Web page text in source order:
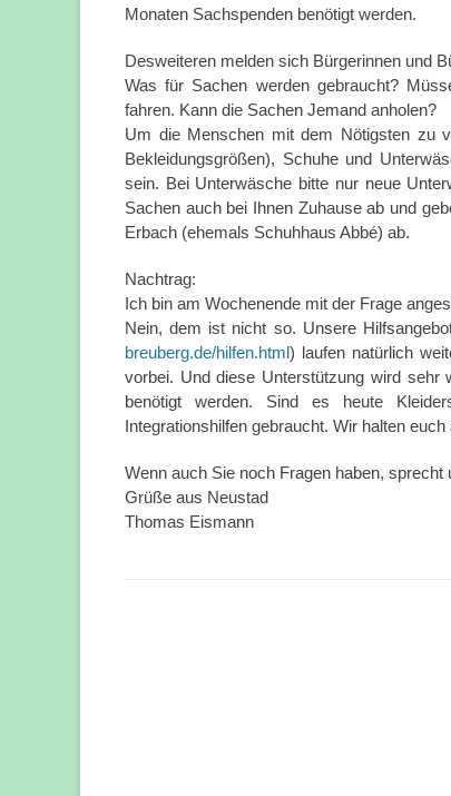
Monaten Sachspenden benötigt werden.
Desweiteren melden sich Bürgerinnen und
Was für Sachen werden gebraucht?
fahren. Kann die Sachen Jemand anholen?
Um die Menschen mit dem Nötigsten zu
Bekleidungsgrößen), Schuhe und
sein. Bei Unterwäsche bitte nur neue
Sachen auch bei Ihnen Zuhause ab und
Erbach (ehemals Schuhhaus Abbé) ab.
Nachtrag:
Ich bin am Wochenende mit der Frage
Nein, dem ist nicht so. Unsere
breuberg.de/hilfen.html) laufen natürlich
vorbei. Und diese Unterstützung wird sehr
benötigt werden. Sind es heute
Integrationshilfen gebraucht. Wir halten
Wenn auch Sie noch Fragen haben,
Grüße aus Neustad
Thomas Eismann